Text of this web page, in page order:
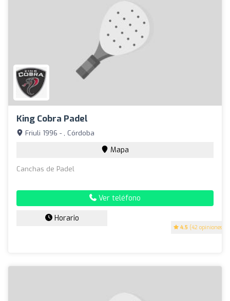
King Cobra Padel
4.5 (42 opiniones)
Friuli 1996 - , Córdoba
Mapa
Canchas de Padel
Ver teléfono
Horario